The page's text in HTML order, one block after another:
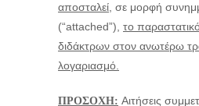
αποσταλεί, σε μορφή
(“attached”), το
διδάκτρων στον ανωτέρω
λογαριασμό.
ΠΡΟΣΟΧΗ: Αιτήσεις